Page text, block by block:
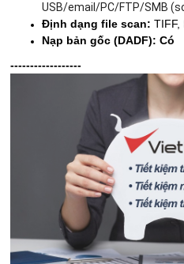
USB/email/PC/FTP/SMB
Định dạng file scan: TIFF,
Nạp bản gốc (DADF): Có
------------------